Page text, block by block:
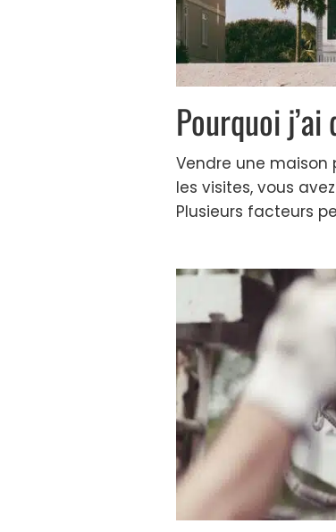
Pourquoi
Vendre une maison
les visites, vous
Plusieurs facteurs